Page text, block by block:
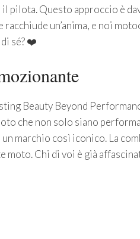
il pilota. Questo approccio è
racchiude un’anima, e noi
di sé? ❤️
Beauty Beyond
che non solo siano
un marchio così iconico. La
moto. Chi di voi è già